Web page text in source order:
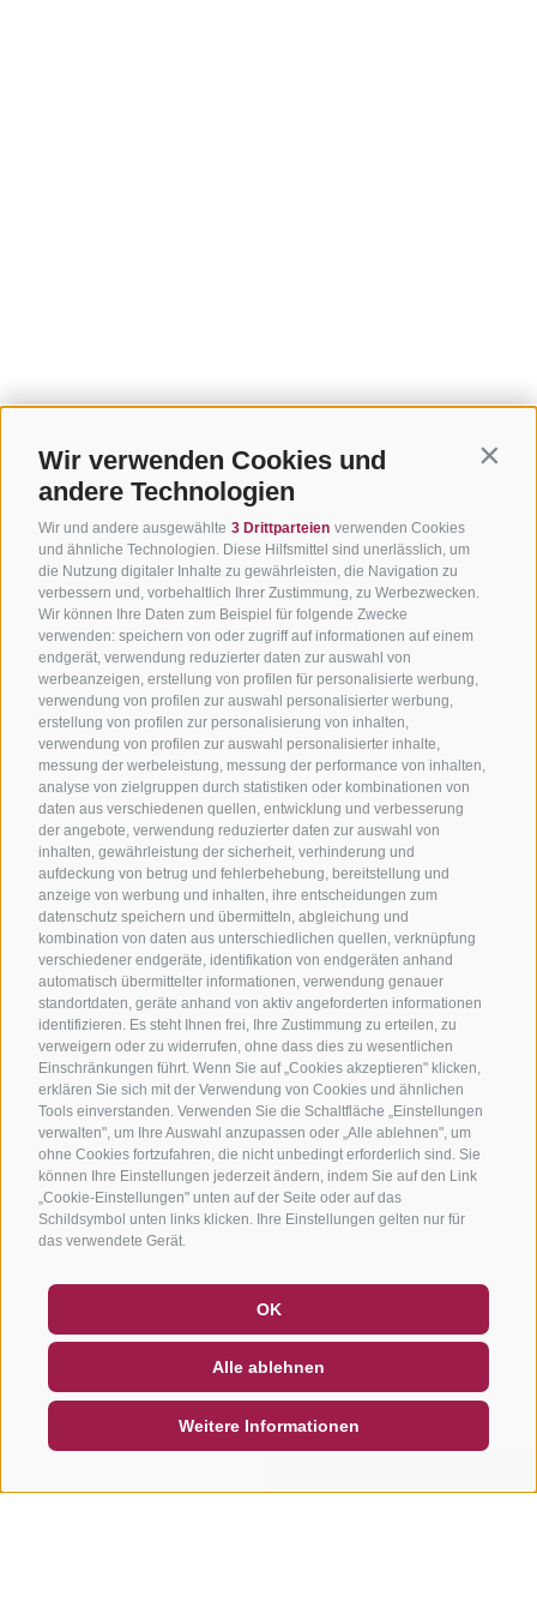
Wir verwenden Cookies und
andere Technologien
Wir und andere ausgewählte 3 Drittparteien verwenden Cookies
und ähnliche Technologien. Diese Hilfsmittel sind unerlässlich, um
die Nutzung digitaler Inhalte zu gewährleisten, die Navigation zu
verbessern und, vorbehaltlich Ihrer Zustimmung, zu Werbezwecken.
Wir können Ihre Daten zum Beispiel für folgende Zwecke
verwenden: speichern von oder zugriff auf informationen auf einem
endgerät, verwendung reduzierter daten zur auswahl von
werbeanzeigen, erstellung von profilen für personalisierte werbung,
verwendung von profilen zur auswahl personalisierter werbung,
erstellung von profilen zur personalisierung von inhalten,
verwendung von profilen zur auswahl personalisierter inhalte,
messung der werbeleistung, messung der performance von inhalten,
analyse von zielgruppen durch statistiken oder kombinationen von
daten aus verschiedenen quellen, entwicklung und verbesserung
der angebote, verwendung reduzierter daten zur auswahl von
inhalten, gewährleistung der sicherheit, verhinderung und
aufdeckung von betrug und fehlerbehebung, bereitstellung und
anzeige von werbung und inhalten, ihre entscheidungen zum
datenschutz speichern und übermitteln, abgleichung und
kombination von daten aus unterschiedlichen quellen, verknüpfung
verschiedener endgeräte, identifikation von endgeräten anhand
automatisch übermittelter informationen, verwendung genauer
standortdaten, geräte anhand von aktiv angeforderten informationen
identifizieren. Es steht Ihnen frei, Ihre Zustimmung zu erteilen, zu
verweigern oder zu widerrufen, ohne dass dies zu wesentlichen
Einschränkungen führt. Wenn Sie auf „Cookies akzeptieren" klicken,
erklären Sie sich mit der Verwendung von Cookies und ähnlichen
Tools einverstanden. Verwenden Sie die Schaltfläche „Einstellungen
verwalten", um Ihre Auswahl anzupassen oder „Alle ablehnen", um
ohne Cookies fortzufahren, die nicht unbedingt erforderlich sind. Sie
können Ihre Einstellungen jederzeit ändern, indem Sie auf den Link
„Cookie-Einstellungen" unten auf der Seite oder auf das
Schildsymbol unten links klicken. Ihre Einstellungen gelten nur für
das verwendete Gerät.
OK
Alle ablehnen
Weitere Informationen
NEWSLETTER
SOCIAL WALL WETTER